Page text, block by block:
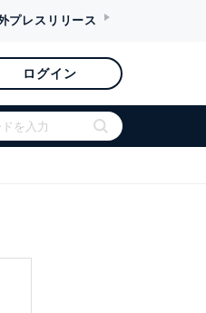
プレスリリース
ログイン